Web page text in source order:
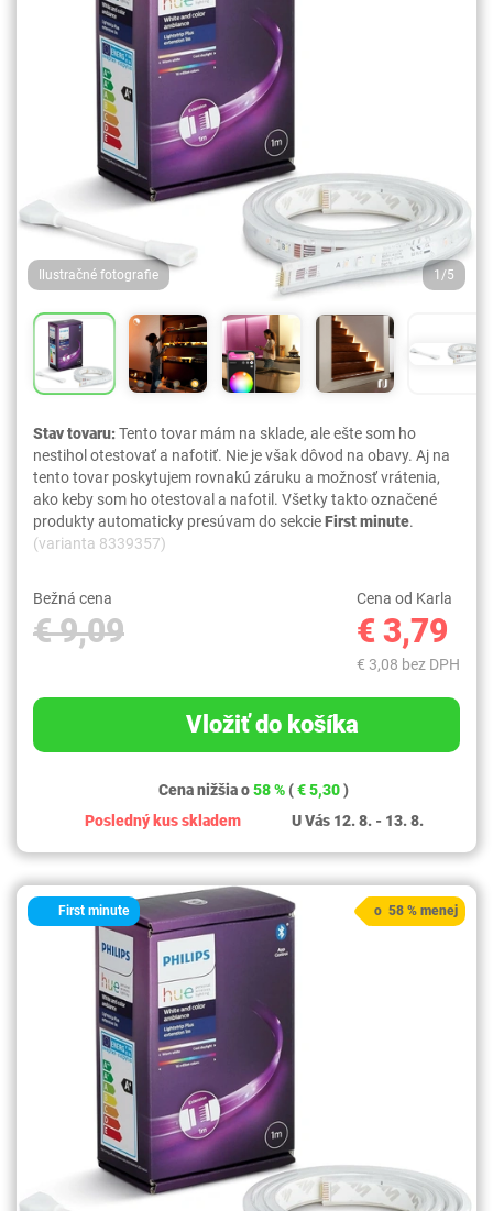
Ilustračné fotografie 1/5
Stav tovaru:Tento tovar mám na sklade, ale ešte som ho
nestihol otestovať a nafotiť. Nie je však dôvod na obavy. Aj na
tento tovar poskytujem rovnakú záruku a možnosť vrátenia,
ako keby som ho otestoval a nafotil. Všetky takto označené
produkty automaticky presúvam do sekcieFirst minute.
(varianta 8339357)
Bežná cena
€ 9,09
Cena od Karla
€ 3,79
€ 3,08 bez DPH
Vložiť do košíka
Cena nižšia o58 % (€ 5,30)
Posledný kus skladem
U Vás 12. 8. - 13. 8.
First minute o 58 % menej